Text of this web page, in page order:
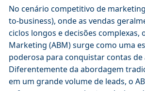
No cenário competitivo de
to-business), onde as vendas
ciclos longos e decisões complexas,
Marketing (ABM) surge como uma
poderosa para conquistar contas de
Diferentemente da abordagem
em um grande volume de leads, o